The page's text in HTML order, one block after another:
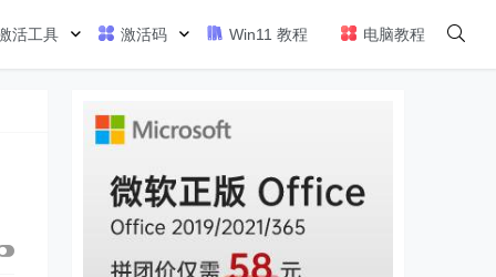
活工具 激活码 Win11 教程 电脑教程